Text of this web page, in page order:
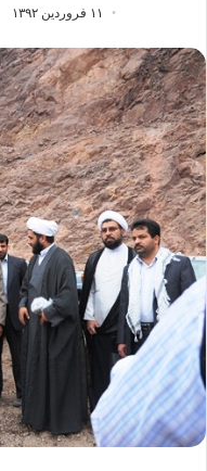
۱۱ فروردین ۱۳۹۲